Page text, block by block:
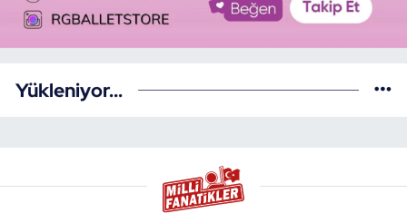
Yükleniyor...